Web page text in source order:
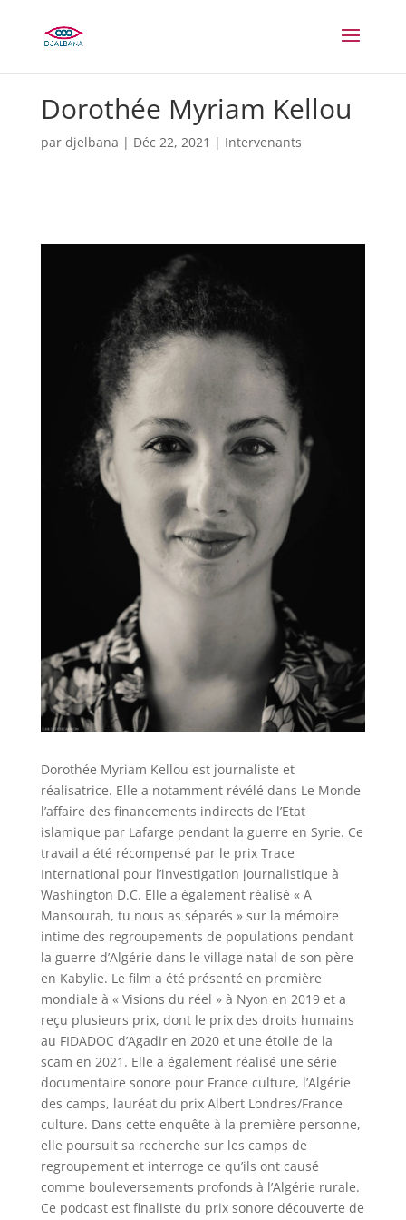
Dorothée Myriam Kellou
par djelbana | Déc 22, 2021 | Intervenants
Dorothée Myriam Kellou est journaliste et
réalisatrice. Elle a notamment révélé dans Le Monde
l’affaire des financements indirects de l’Etat
islamique par Lafarge pendant la guerre en Syrie. Ce
travail a été récompensé par le prix Trace
International pour l’investigation journalistique à
Washington D.C. Elle a également réalisé « A
Mansourah, tu nous as séparés » sur la mémoire
intime des regroupements de populations pendant
la guerre d’Algérie dans le village natal de son père
en Kabylie. Le film a été présenté en première
mondiale à « Visions du réel » à Nyon en 2019 et a
reçu plusieurs prix, dont le prix des droits humains
au FIDADOC d’Agadir en 2020 et une étoile de la
scam en 2021. Elle a également réalisé une série
documentaire sonore pour France culture, l’Algérie
des camps, lauréat du prix Albert Londres/France
culture. Dans cette enquête à la première personne,
elle poursuit sa recherche sur les camps de
regroupement et interroge ce qu’ils ont causé
comme bouleversements profonds à l’Algérie rurale.
Ce podcast est finaliste du prix sonore découverte de